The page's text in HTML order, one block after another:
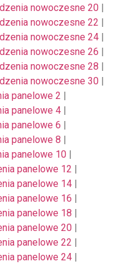
nowoczesne 20 |
nowoczesne 22 |
nowoczesne 24 |
nowoczesne 26 |
nowoczesne 28 |
nowoczesne 30 |
panelowe 2 |
panelowe 4 |
panelowe 6 |
panelowe 8 |
panelowe 10 |
panelowe 12 |
panelowe 14 |
panelowe 16 |
panelowe 18 |
panelowe 20 |
panelowe 22 |
panelowe 24 |